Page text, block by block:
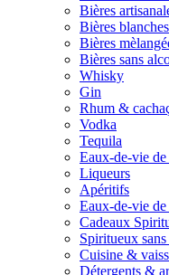
Bières
Bières blanches
Bières
Bières sans
Whisky
Gin
Rhum &
Vodka
Tequila
Eaux-de-vie
Liqueurs
Apéritifs
Eaux-de-vie
Cadeaux
Spiritueux
Cuisine &
Détergents &